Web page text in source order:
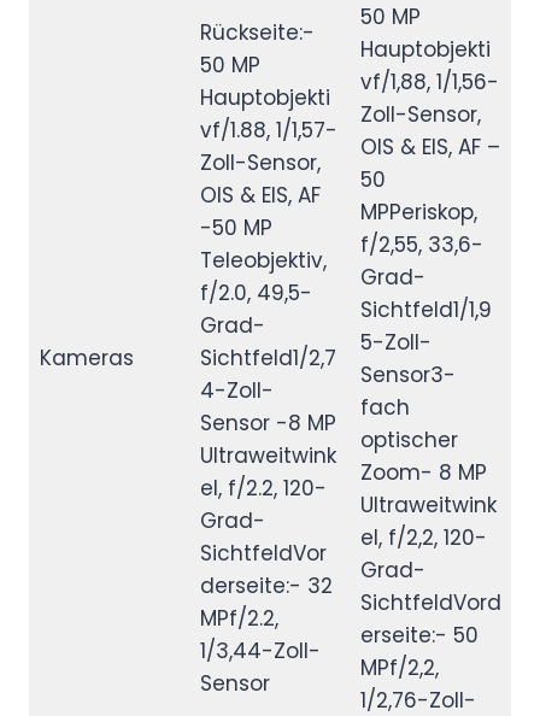
Kameras
Rückseite:-
50 MP
Hauptobjekti
vf/1.88, 1/1,57-
Zoll-Sensor,
OIS & EIS, AF
-50 MP
Teleobjektiv,
f/2.0, 49,5-
Grad-
Sichtfeld1/2,7
4-Zoll-
Sensor -8 MP
Ultraweitwink
el, f/2.2, 120-
Grad-
SichtfeldVor
derseite:- 32
MPf/2.2,
1/3,44-Zoll-
Sensor
50 MP
Hauptobjekti
vf/1,88, 1/1,56-
Zoll-Sensor,
OIS & EIS, AF –
50
MPPeriskop,
f/2,55, 33,6-
Grad-
Sichtfeld1/1,9
5-Zoll-
Sensor3-
fach
optischer
Zoom- 8 MP
Ultraweitwink
el, f/2,2, 120-
Grad-
SichtfeldVord
erseite:- 50
MPf/2,2,
1/2,76-Zoll-